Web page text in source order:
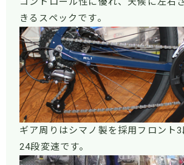
きるスペックです。
ギア周りはシマノ製を採用フロント
24段変速です。